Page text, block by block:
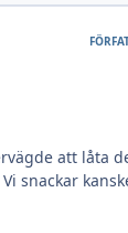
att låta
snackar